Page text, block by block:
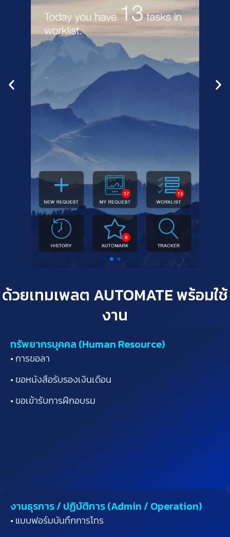
ด้วยเทมเพลต AUTOMATE พร้อมใช้
งาน
ทรัพยากรบุคคล (Human Resource)
• การขอลา
• ขอหนังสือรับรองเงินเดือน
• ขอเข้ารับการฝึกอบรม
งานธุรการ / ปฏิบัติการ (Admin / Operation)
• แบบฟอร์มบันทึกการโทร